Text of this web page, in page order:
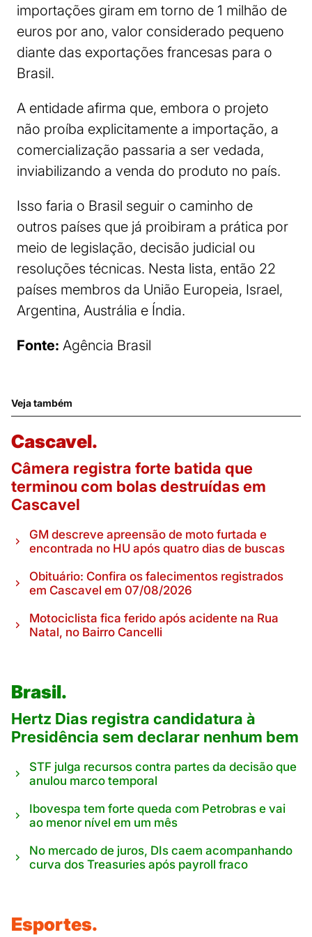
importações giram em torno de 1 milhão de
euros por ano, valor considerado pequeno
diante das exportações francesas para o
Brasil.
A entidade afirma que, embora o projeto
não proíba explicitamente a importação, a
comercialização passaria a ser vedada,
inviabilizando a venda do produto no país.
Isso faria o Brasil seguir o caminho de
outros países que já proibiram a prática por
meio de legislação, decisão judicial ou
resoluções técnicas. Nesta lista, então 22
países membros da União Europeia, Israel,
Argentina, Austrália e Índia.
Fonte: Agência Brasil
Veja também
Cascavel.
Câmera registra forte batida que
terminou com bolas destruídas em
Cascavel
GM descreve apreensão de moto furtada e
encontrada no HU após quatro dias de buscas
Obituário: Confira os falecimentos registrados
em Cascavel em 07/08/2026
Motociclista fica ferido após acidente na Rua
Natal, no Bairro Cancelli
Brasil.
Hertz Dias registra candidatura à
Presidência sem declarar nenhum bem
STF julga recursos contra partes da decisão que
anulou marco temporal
Ibovespa tem forte queda com Petrobras e vai
ao menor nível em um mês
No mercado de juros, DIs caem acompanhando
curva dos Treasuries após payroll fraco
Esportes.